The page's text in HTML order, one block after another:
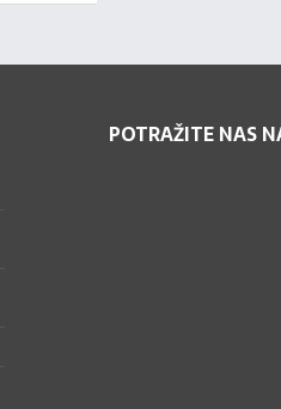
POTRAŽITE NAS